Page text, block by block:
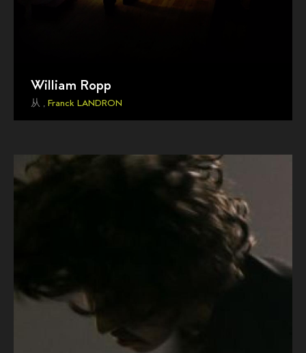
William Ropp
从 , Franck LANDRON